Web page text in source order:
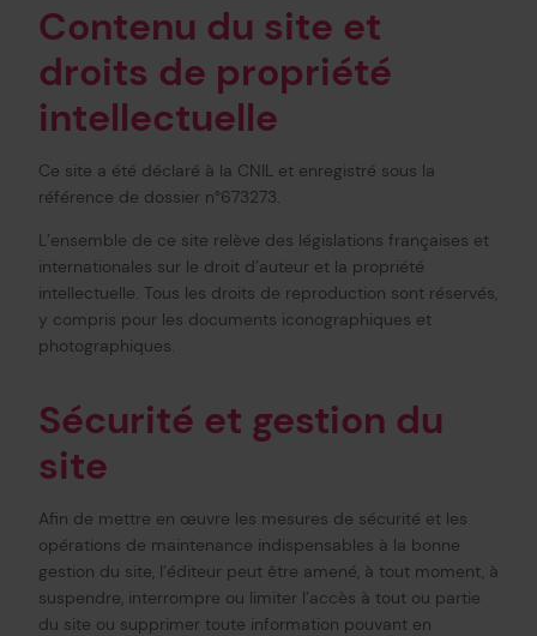
Contenu du site et
droits de propriété
intellectuelle
Ce site a été déclaré à la CNIL et enregistré sous la
référence de dossier n°673273.
L’ensemble de ce site relève des législations françaises et
internationales sur le droit d’auteur et la propriété
intellectuelle. Tous les droits de reproduction sont réservés,
y compris pour les documents iconographiques et
photographiques.
Sécurité et gestion du
site
Afin de mettre en œuvre les mesures de sécurité et les
opérations de maintenance indispensables à la bonne
gestion du site, l’éditeur peut être amené, à tout moment, à
suspendre, interrompre ou limiter l’accès à tout ou partie
du site ou supprimer toute information pouvant en